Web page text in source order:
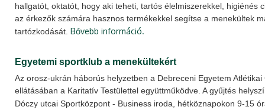
hallgatót, oktatót, hogy aki teheti, tartós élelmiszerekkel, higiénés
az érkezők számára hasznos termékekkel segítse a menekültek
tartózkodását. Bővebb információ.
Egyetemi sportklub a menekültekért
Az orosz-ukrán háborús helyzetben a Debreceni Egyetem
ellátásában a Karitatív Testülettel együttműködve. A gyűjtés
Dóczy utcai Sportközpont - Business iroda, hétköznapokon 9-15